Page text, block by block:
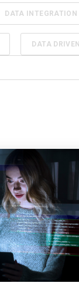
DATA INTEGRATION
DATA DRIVEN